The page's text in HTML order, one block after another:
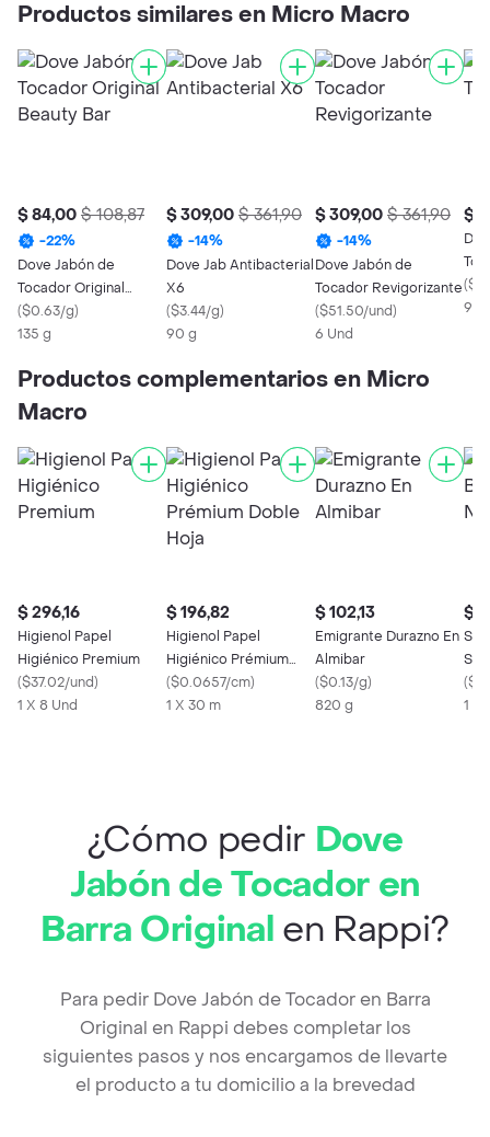
Productos similares en Micro Macro
$ 84,00 $ 108,87
-22%
Dove Jabón de
Tocador Original
Beauty Bar
($0.63/g)
135 g
$ 309,00 $ 361,90
-14%
Dove Jab Antibacterial
X6
($3.44/g)
90 g
$ 309,00 $ 361,90
-14%
Dove Jabón de
Tocador Revigorizante
($51.50/und)
6 Und
$
(
90
Productos complementarios en Micro
Macro
$ 296,16
Higienol Papel
Higiénico Premium
($37.02/und)
1 X 8 Und
$ 196,82
Higienol Papel
Higiénico Prémium
Doble Hoja
($0.0657/cm)
1 X 30 m
$ 102,13
Emigrante Durazno En
Almibar
($0.13/g)
820 g
$
Ser
(
1 X
¿Cómo pedir Dove
Jabón de Tocador en
Barra Original en Rappi?
Para pedir Dove Jabón de Tocador en Barra
Original en Rappi debes completar los
siguientes pasos y nos encargamos de llevarte
el producto a tu domicilio a la brevedad